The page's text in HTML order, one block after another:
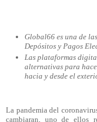
Global66 es una de
Depósitos y Pagos
Las plataformas
alternativas para
hacia y desde el
La pandemia del
cambiaran, uno de ellos